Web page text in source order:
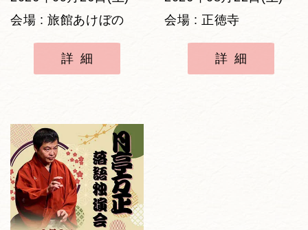
会場 : 旅館あけぼの
詳細
会場 : 正徳寺
詳細